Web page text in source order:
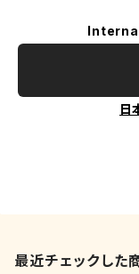
日
最近チェックした